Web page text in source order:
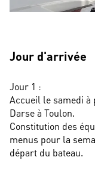
Jour d'arrivée
Jour 1 :
Accueil le samedi
Darse à Toulon.
Constitution des
menus pour la
départ du bateau.